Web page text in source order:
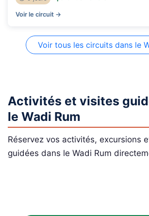
Voir le circuit →
Voir tous les circuits dans le
Activités et visites
le Wadi Rum
Réservez vos activités, excursions
guidées dans le Wadi Rum